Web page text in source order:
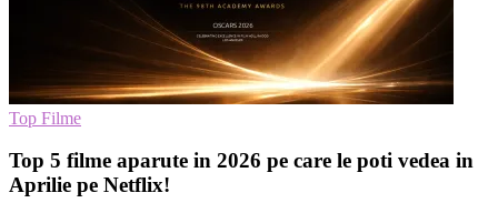
Top Filme
Top 5 filme aparute in 2026 pe care le poti vedea in
Aprilie pe Netflix!